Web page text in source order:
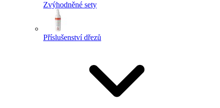
Zvýhodněné sety
Příslušenství dřezů